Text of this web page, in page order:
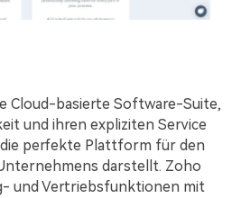
Cloud-basierte Software-Suite,
und ihren expliziten Service
perfekte Plattform für den
darstellt. Zoho
und Vertriebsfunktionen mit